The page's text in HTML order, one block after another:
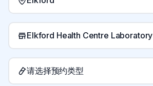
Elkford Health Centre Laboratory
请选择预约类型